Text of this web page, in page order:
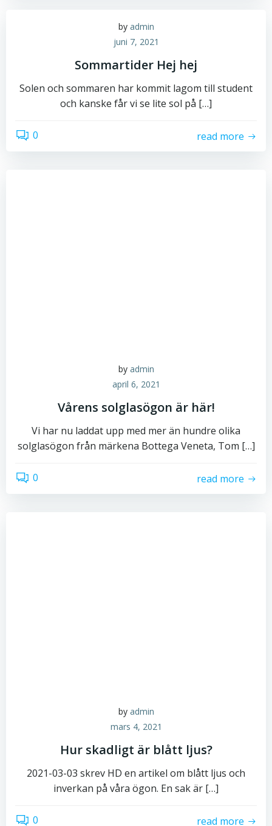
by admin
juni 7, 2021
Sommartider Hej hej
Solen och sommaren har kommit lagom till student
och kanske får vi se lite sol på […]
0 read more
by admin
april 6, 2021
Vårens solglasögon är här!
Vi har nu laddat upp med mer än hundre olika
solglasögon från märkena Bottega Veneta, Tom […]
0 read more
by admin
mars 4, 2021
Hur skadligt är blått ljus?
2021-03-03 skrev HD en artikel om blått ljus och
inverkan på våra ögon. En sak är […]
0 read more